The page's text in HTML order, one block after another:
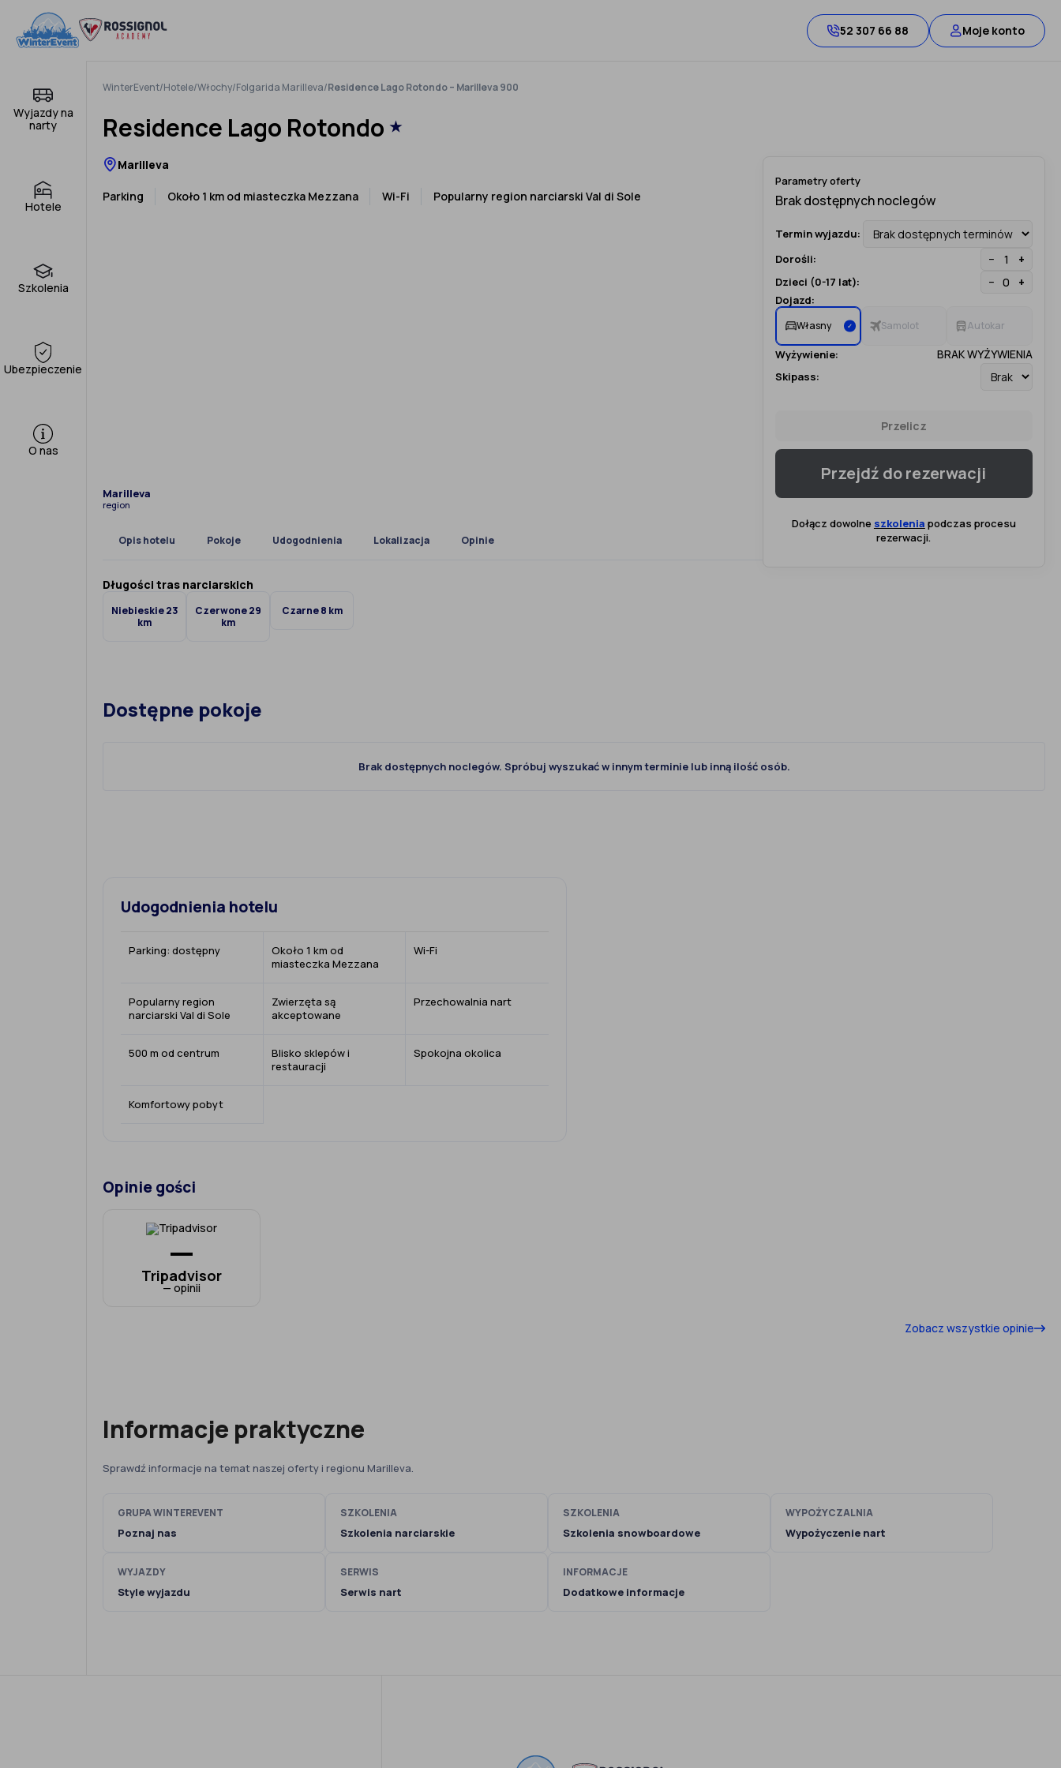
treści
52 307 66 88 Moje konto
Wyjazdy na
narty
Hotele
Szkolenia
Ubezpieczenie
O nas
WinterEvent/Hotele/Włochy/Folgarida Marilleva/Residence Lago Rotondo – Marilleva 900
Residence Lago Rotondo ★
Marilleva
Parking Około 1 km od miasteczka Mezzana Wi-Fi Popularny region narciarski Val di Sole
Marilleva
region
Opis hotelu Pokoje Udogodnienia Lokalizacja Opinie
Długości tras narciarskich
Niebieskie 23
km
Czerwone 29
km
Czarne 8 km
Parametry oferty
Termin wyjazdu:
Dorośli:
− +
Dzieci (0-17 lat): − +
Dojazd:
Własny ✓ Samolot Autokar
Wyżywienie: BRAK WYŻYWIENIA
Skipass:
Przelicz
Przejdź do rezerwacji
Dołącz dowolne szkolenia podczas procesu
rezerwacji.
Dostępne pokoje
Brak dostępnych noclegów. Spróbuj wyszukać w innym terminie lub inną ilość osób.
Udogodnienia hotelu
Parking: dostępny
Około 1 km od
miasteczka Mezzana
Wi-Fi
Popularny region
narciarski Val di Sole
Zwierzęta są
akceptowane
Przechowalnia nart
500 m od centrum
Blisko sklepów i
restauracji
Spokojna okolica
Komfortowy pobyt
Opinie gości
—
Tripadvisor
— opinii
Zobacz wszystkie opinie
Informacje praktyczne
Sprawdź informacje na temat naszej oferty i regionu Marilleva.
GRUPA WINTEREVENT
Poznaj nas
SZKOLENIA
Szkolenia narciarskie
SZKOLENIA
Szkolenia snowboardowe
WYPOŻYCZALNIA
Wypożyczenie nart
WYJAZDY
Style wyjazdu
SERWIS
Serwis nart
INFORMACJE
Dodatkowe informacje